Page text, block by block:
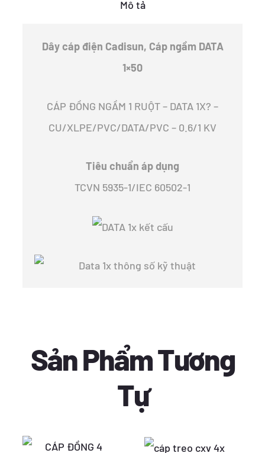
số
Mô tả
Dây cáp điện Cadisun, Cáp ngầm DATA
1×50
CÁP ĐỒNG NGẦM 1 RUỘT – DATA 1X? –
CU/XLPE/PVC/DATA/PVC – 0.6/1 KV
Tiêu chuẩn áp dụng
TCVN 5935-1/IEC 60502-1
Sản Phẩm Tương
Tự
Giá
Giá
Giá
Giá